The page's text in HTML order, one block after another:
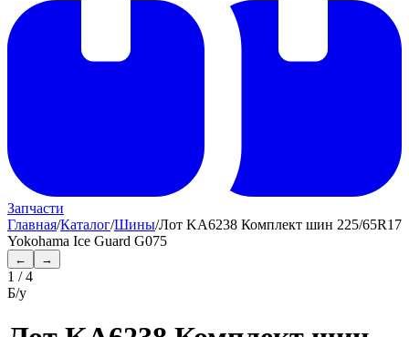
Запчасти
Главная/Каталог/Шины/Лот KA6238 Комплект шин 225/65R17
Yokohama Ice Guard G075
← →
1 /4
Б/у